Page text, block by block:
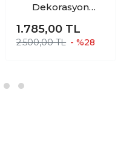
Dekorasyon
Mermer Efektli
Aranjman
Ayaklı İkili Set 20
1.785,00 TL
2.500,00 TL - %28